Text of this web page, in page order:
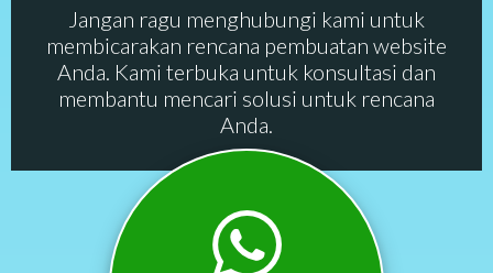
Jangan ragu menghubungi kami untuk
membicarakan rencana pembuatan website
Anda. Kami terbuka untuk konsultasi dan
membantu mencari solusi untuk rencana
Anda.